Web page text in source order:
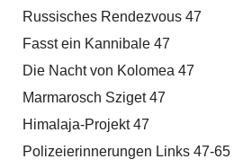
Russisches Rendezvous 47
Fasst ein Kannibale 47
Die Nacht von Kolomea 47
Marmarosch Sziget 47
Himalaja-Projekt 47
Polizeierinnerungen Links 47-65